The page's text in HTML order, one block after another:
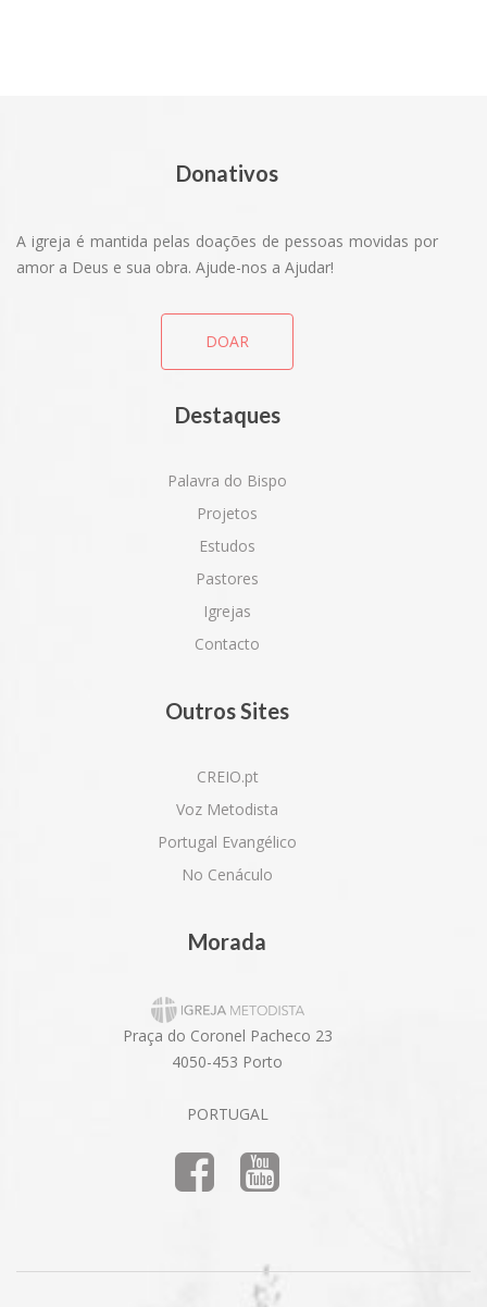
Donativos
A igreja é mantida pelas doações de pessoas movidas por
amor a Deus e sua obra. Ajude-nos a Ajudar!
DOAR
Destaques
Palavra do Bispo
Projetos
Estudos
Pastores
Igrejas
Contacto
Outros Sites
CREIO.pt
Voz Metodista
Portugal Evangélico
No Cenáculo
Morada
Praça do Coronel Pacheco 23
4050-453 Porto
PORTUGAL